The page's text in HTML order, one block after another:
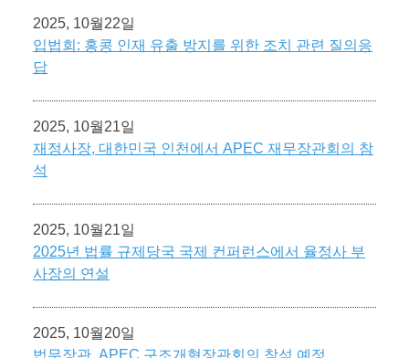
2025, 10월22일
입법회: 홍콩 인재 유출 방지를 위한 조치 관련 질의응
답
2025, 10월21일
재정사장, 대한민국 인천에서 APEC 재무장관회의 참
석
2025, 10월21일
2025년 법률 규제당국 국제 컨퍼런스에서 율정사 부
사장의 연설
2025, 10월20일